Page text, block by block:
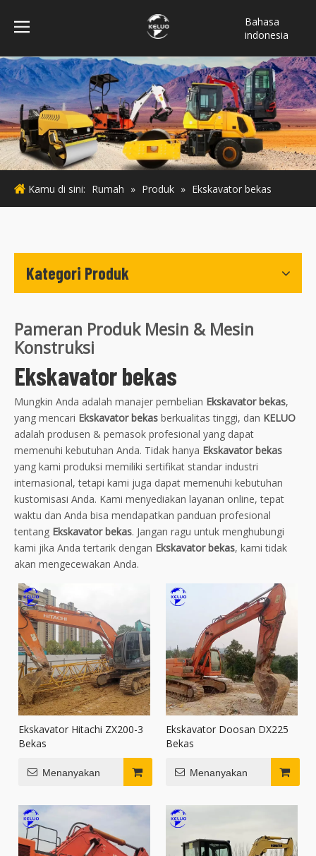
Bahasa
indonesia
Türk dili
ไทย
Italiano
Deutsch
Português
Español
Pусский
Kamu di sini: Rumah » Produk » Ekskavator bekas
Kategori Produk
Pameran Produk Mesin & Mesin
Konstruksi
Ekskavator bekas
Mungkin Anda adalah manajer pembelian Ekskavator bekas,
yang mencari Ekskavator bekas berkualitas tinggi, dan KELUO
adalah produsen & pemasok profesional yang dapat
memenuhi kebutuhan Anda. Tidak hanya Ekskavator bekas
yang kami produksi memiliki sertifikat standar industri
internasional, tetapi kami juga dapat memenuhi kebutuhan
kustomisasi Anda. Kami menyediakan layanan online, tepat
waktu dan Anda bisa mendapatkan panduan profesional
tentang Ekskavator bekas. Jangan ragu untuk menghubungi
kami jika Anda tertarik dengan Ekskavator bekas, kami tidak
akan mengecewakan Anda.
Ekskavator Hitachi ZX200-3
Bekas
Menanyakan
Ekskavator Doosan DX225
Bekas
Menanyakan